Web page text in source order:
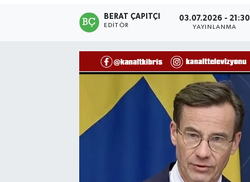
BERAT ÇAPITÇI
EDITÖR
03.07.2026 - 21:30
YAYINLANMA